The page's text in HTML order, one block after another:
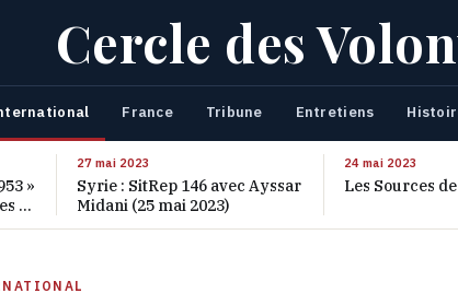
Cercle des
France Tribune Entretiens
»
70
27 mai 2023
Syrie : SitRep 146 avec Ayssar
Midani (25 mai 2023)
24 mai 2023
Les Sources